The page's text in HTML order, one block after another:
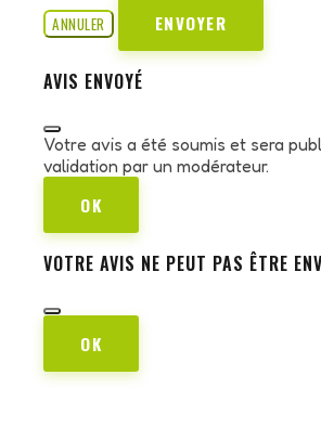
ANNULER ENVOYER
AVIS ENVOYÉ
Votre avis a été soumis et sera
validation par un modérateur.
OK
VOTRE AVIS NE PEUT PAS ÊTRE
OK